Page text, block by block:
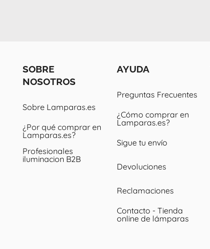
SOBRE
NOSOTROS
Sobre Lamparas.es
¿Por qué comprar en
Lamparas.es?
Profesionales
iluminacion B2B
AYUDA
Preguntas Frecuentes
¿Cómo comprar en
Lamparas.es?
Sigue tu envío
Devoluciones
Reclamaciones
Contacto - Tienda
online de lámparas